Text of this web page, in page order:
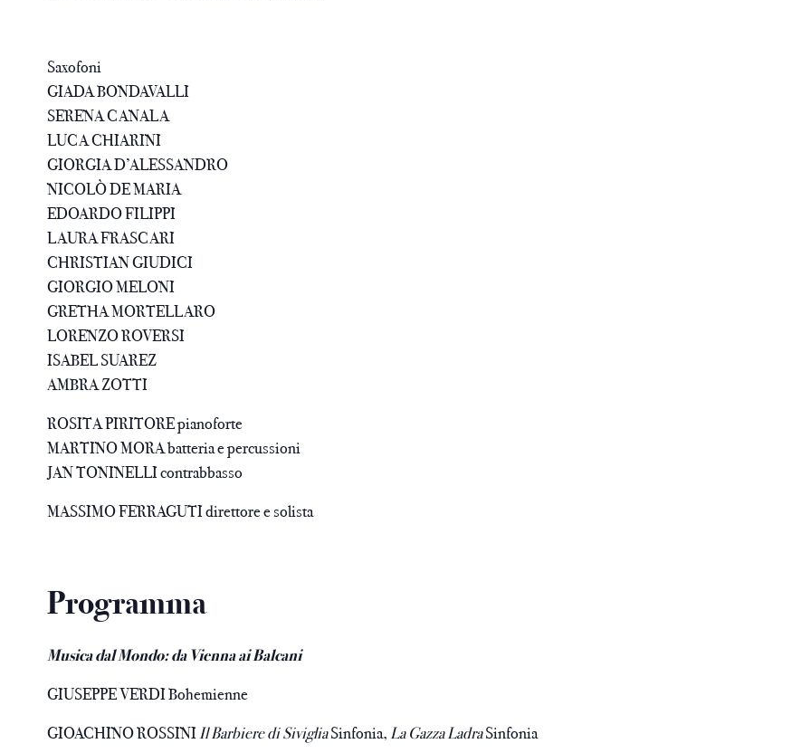
Saxofoni
GIADA BONDAVALLI
SERENA CANALA
LUCA CHIARINI
GIORGIA D’ALESSANDRO
NICOLÒ DE MARIA
EDOARDO FILIPPI
LAURA FRASCARI
CHRISTIAN GIUDICI
GIORGIO MELONI
GRETHA MORTELLARO
LORENZO ROVERSI
ISABEL SUAREZ
AMBRA ZOTTI
ROSITA PIRITORE pianoforte
MARTINO MORA batteria e percussioni
JAN TONINELLI contrabbasso
MASSIMO FERRAGUTI direttore e solista
Programma
Musica dal Mondo: da Vienna ai Balcani
GIUSEPPE VERDI Bohemienne
GIOACHINO ROSSINIIl Barbiere di SivigliaSinfonia,La Gazza LadraSinfonia